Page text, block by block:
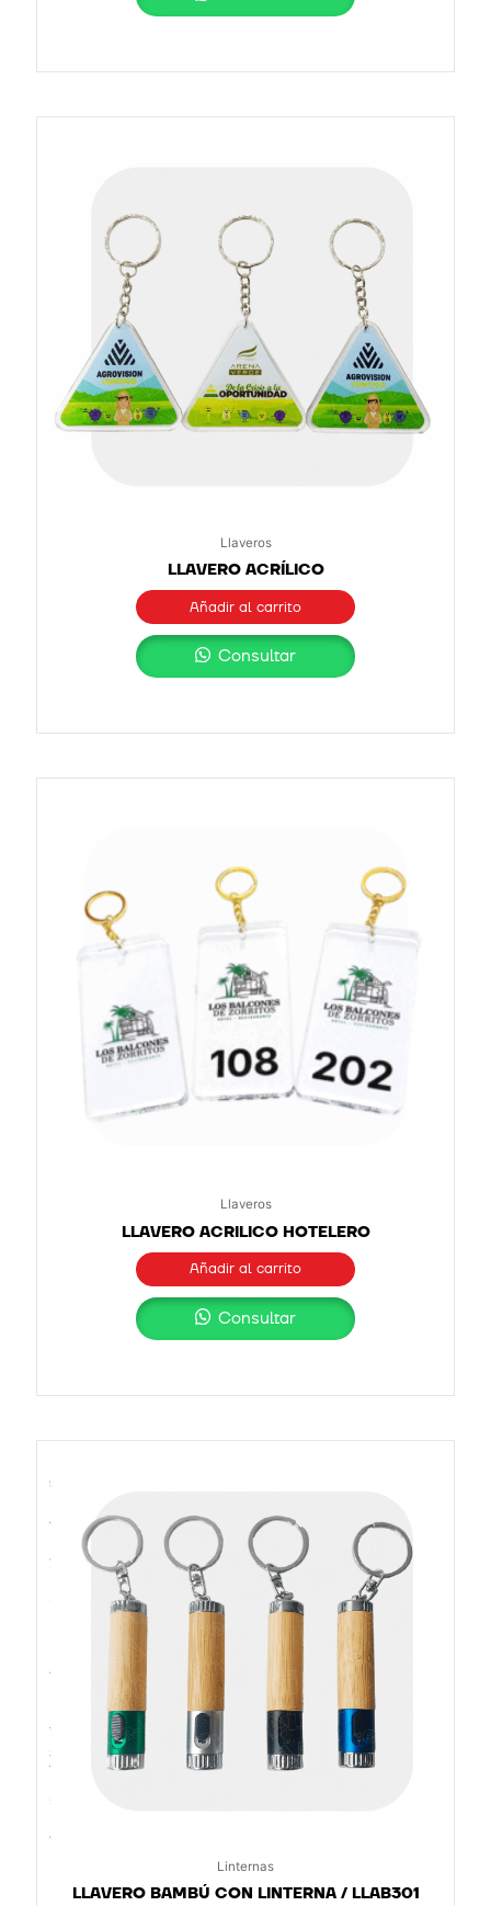
Llaveros
LLAVERO ACRÍLICO
Añadir al carrito
Consultar
Llaveros
LLAVERO ACRILICO HOTELERO
Añadir al carrito
Consultar
Linternas
LLAVERO BAMBÚ CON LINTERNA / LLAB301